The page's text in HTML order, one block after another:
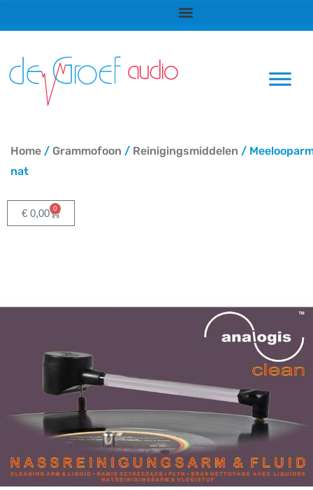
naar
inhoud
Home / Grammofoon / Reinigingsmiddelen /
nat
€ 0,00 0
Winkelwagen